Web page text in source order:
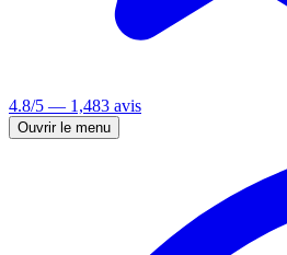
4.8/5 — 1,483 avis
Ouvrir le menu